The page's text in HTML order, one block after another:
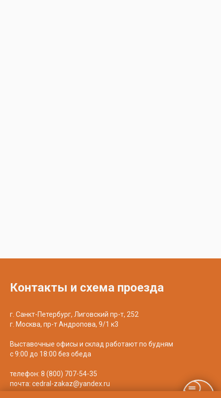
Контакты и схема проезда
г. Санкт-Петербург, Лиговский пр-т, 252
г. Москва, пр-т Андропова, 9/1 к3
Выставочные офисы и склад работают по будням
с 9:00 до 18:00 без обеда
телефон: 8 (800) 707-54-35
почта: cedral-zakaz@yandex.ru